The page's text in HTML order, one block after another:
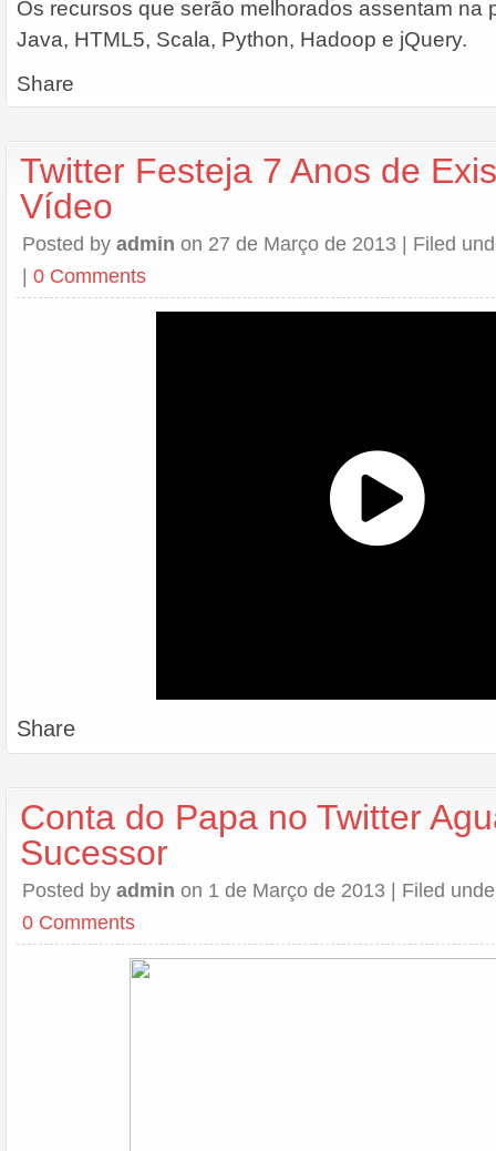
Os recursos que serão melhorados assentam na
Java, HTML5, Scala, Python, Hadoop e jQuery.
Share
Twitter Festeja 7 Anos de
Vídeo
Posted by admin on 27 de Março de 2013 | Filed
| 0 Comments
Share
Conta do Papa no Twitter
Sucessor
Posted by admin on 1 de Março de 2013 | Filed
0 Comments